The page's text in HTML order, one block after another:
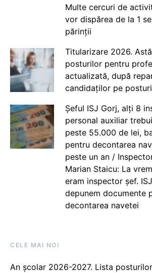
Multe cercuri de
vor dispărea de la 1
părinții
Titularizare 2026.
posturilor pentru
actualizată, după
candidaților pe
Șeful ISJ Gorj, alți 8
personal auxiliar
peste 55.000 de lei,
pentru decontarea
peste un an /
Marian Staicu: La
eram inspector șef.
depunem documente
decontarea navetei
CELE MAI NOI
An școlar 2026-2027. Lista